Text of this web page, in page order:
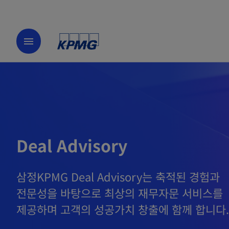
menu
Deal Advisory
삼정KPMG Deal Advisory는 축적된 경험과
전문성을 바탕으로 최상의 재무자문 서비스를
제공하며 고객의 성공가치 창출에 함께 합니다.